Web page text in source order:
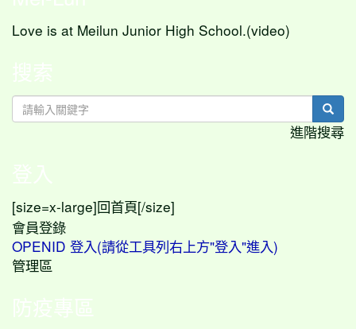
Love is at Meilun Junior High School.(video)
搜索
進階搜尋
登入
[size=x-large] 回首頁[/size]
會員登錄
OPENID 登入(請從工具列右上方"登入"進入)
管理區
防疫專區